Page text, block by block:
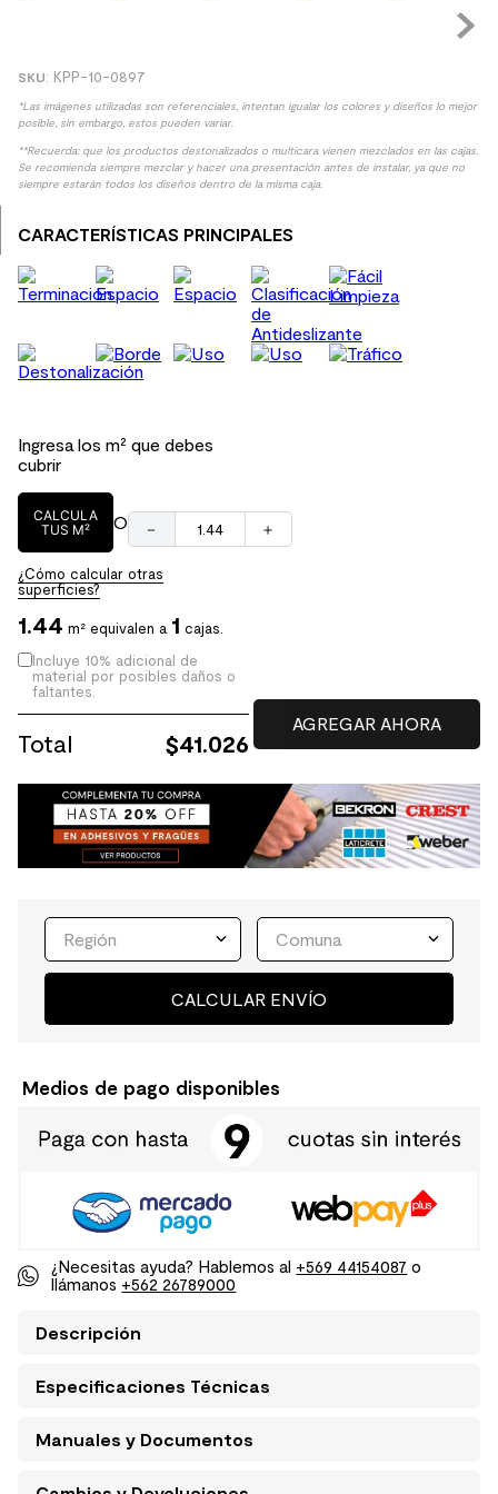
: KPP-10-0897
*Las imágenes utilizadas son referenciales, intentan igualar los colores y diseños lo mejor
posible, sin embargo, estos pueden variar.
**Recuerda: que los productos destonalizados o multicara vienen mezclados en las cajas.
Se recomienda siempre mezclar y hacer una presentación antes de instalar, ya que no
siempre estarán todos los diseños dentro de la misma caja.
CARACTERÍSTICAS PRINCIPALES
Ingresa los m² que debes
cubrir
CALCULA
TUS M²
O ＋
－
¿Cómo calcular otras
superficies?
1.44 m² equivalen a 1 cajas.
Incluye 10% adicional de
material por posibles daños o
faltantes.
Total $41.026
Región Comuna
CALCULAR ENVÍO
Medios de pago disponibles
¿Necesitas ayuda? Hablemos al +569 44154087 o
llámanos +562 26789000
Descripción
Especificaciones Técnicas
Manuales y Documentos